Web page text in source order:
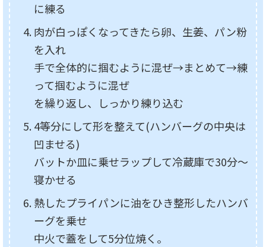
に練る
肉が白っぽくなってきたら卵、生姜、パン粉
を入れ
手で全体的に掴むように混ぜ→まとめて→練
って掴むように混ぜ
を繰り返し、しっかり練り込む
4等分にして形を整えて(ハンバーグの中央は
凹ませる)
バットか皿に乗せラップして冷蔵庫で30分～
寝かせる
熱したプライパンに油をひき整形したハンバ
ーグを乗せ
中火で蓋をして5分位焼く。